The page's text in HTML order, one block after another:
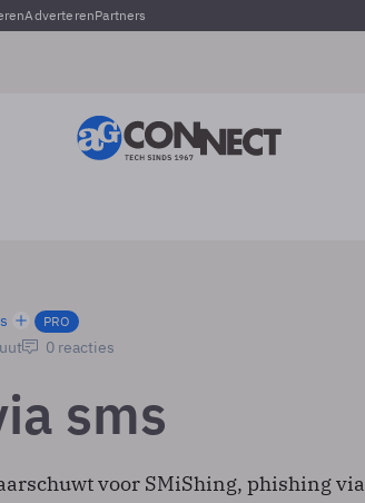
AdverterenPartners
PRO
0 reacties
sms
voor SMiShing, phishing via